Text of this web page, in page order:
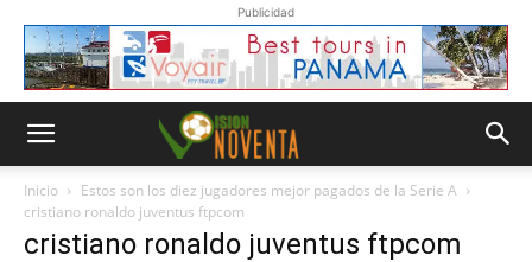
Publicidad
Inicio
Estos son los diez jugadores mejor pagados de la Serie A
cristiano ronaldo juventus ftpcom
cristiano ronaldo juventus ftpcom